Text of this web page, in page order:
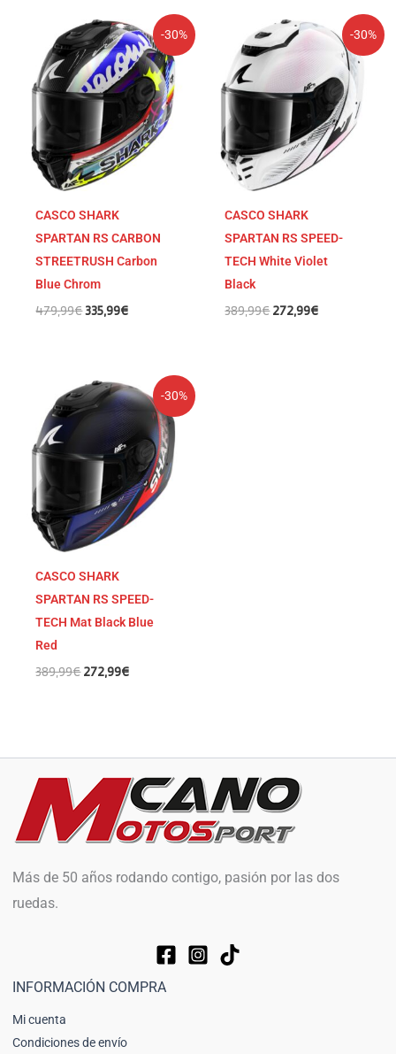
-30%
CASCO SHARK
SPARTAN RS CARBON
STREETRUSH Carbon
Blue Chrom
479,99€
El
precio
original
era:
479,99€.
335,99€
El
precio
actual
es:
335,99€.
-30%
CASCO SHARK
SPARTAN RS SPEED-
TECH White Violet
Black
389,99€
El
precio
original
389,99€.
272,99€
El
precio
actual
es:
272,99€.
-30%
CASCO SHARK
SPARTAN RS SPEED-
TECH Mat Black Blue
Red
389,99€
El
precio
original
389,99€.
272,99€
El
precio
actual
es:
272,99€.
Más de 50 años rodando contigo, pasión por las dos
ruedas.
INFORMACIÓN COMPRA
Mi cuenta
Condiciones de envío